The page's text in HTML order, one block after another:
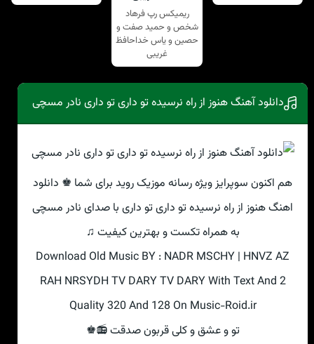
ریمیکس رپ فرهاد
شخص و حمید صفت و
حصین و یاس خداحافظ
غریبی
دانلود آهنگ هنوز از راه نرسیده تو داری تو داری نادر مسچی
هم اکنون سوپرایز ویژه رسانه موزیک روید برای شما ♚ دانلود
اهنگ هنوز از راه نرسیده تو داری تو داری با صدای نادر مسچی
به همراه تکست و بهترین کیفیت ♫
Download Old Music BY : NADR MSCHY | HNVZ AZ
RAH NRSYDH TV DARY TV DARY With Text And 2
Quality 320 And 128 On Music-Roid.ir
تو و عشق و کلی‌ قربون صدقت 📻♚